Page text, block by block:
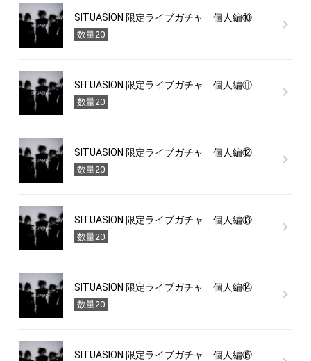
SITUASION 限定ライブガチャ 個人編⑩
数量20
SITUASION 限定ライブガチャ 個人編⑪
数量20
SITUASION 限定ライブガチャ 個人編⑫
数量20
SITUASION 限定ライブガチャ 個人編⑬
数量20
SITUASION 限定ライブガチャ 個人編⑭
数量20
SITUASION 限定ライブガチャ 個人編⑮